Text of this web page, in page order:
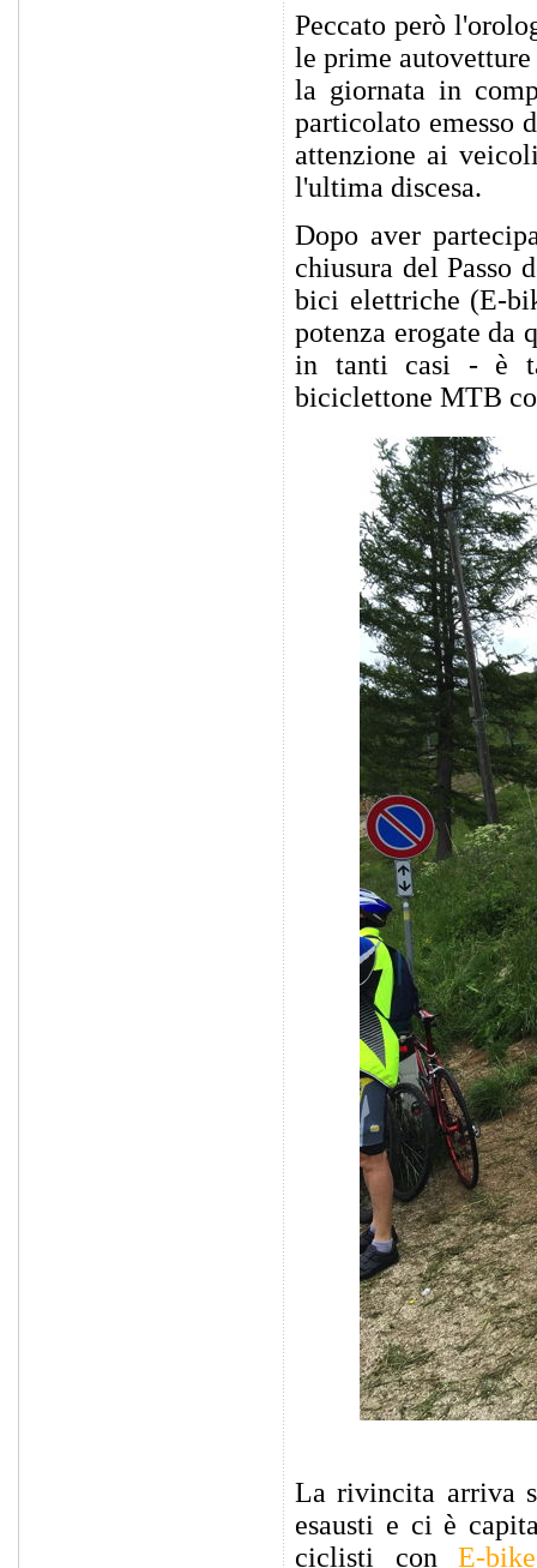
Peccato però
le prime
la giornata in
particolato emesso
attenzione ai
l'ultima discesa.
Dopo aver
chiusura del Passo
bici elettriche (E-
potenza erogate da
in tanti casi - è
biciclettone MTB
La rivincita arriva
esausti e ci è
ciclisti con E-bike